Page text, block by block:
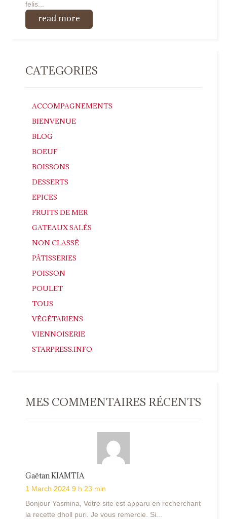
felis...
read more
CATEGORIES
ACCOMPAGNEMENTS
BIENVENUE
BLOG
BOEUF
BOISSONS
DESSERTS
EPICES
FRUITS DE MER
GATEAUX SALÉS
NON CLASSÉ
PÂTISSERIES
POISSON
POULET
TOUS
VÉGÉTARIENS
VIENNOISERIE
STARPRESS.INFO
MES COMMENTAIRES RÉCENTS
Gaëtan KIAMTIA
1 March 2024 9 h 23 min
Bonjour Yasmina, Votre site est apparu en recherchant
la recette dholl puri. Je vous remercie. Si...